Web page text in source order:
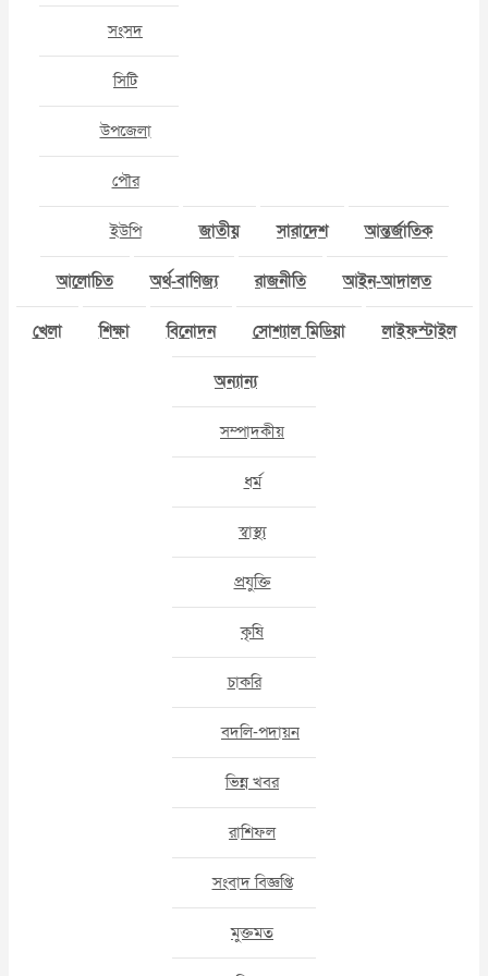
সংসদ
সিটি
উপজেলা
পৌর
ইউপি জাতীয় সারাদেশ আন্তর্জাতিক
আলোচিত অর্থ-বাণিজ্য রাজনীতি আইন-আদালত
খেলা শিক্ষা বিনোদন সোশ্যাল মিডিয়া লাইফস্টাইল
অন্যান্য
সম্পাদকীয়
ধর্ম
স্বাস্থ্য
প্রযুক্তি
কৃষি
চাকরি
বদলি-পদায়ন
ভিন্ন খবর
রাশিফল
সংবাদ বিজ্ঞপ্তি
মুক্তমত